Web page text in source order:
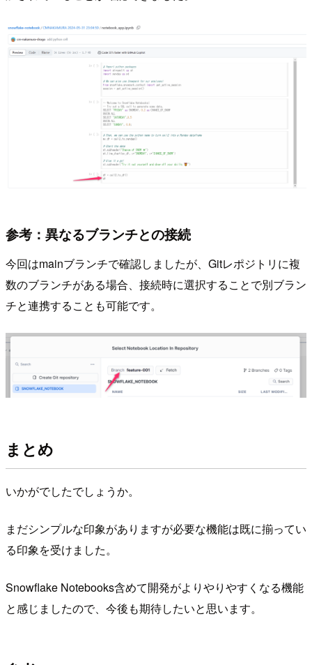
参考：異なるブランチとの接続
今回はmainブランチで確認しましたが、Gitレポジトリに複
数のブランチがある場合、接続時に選択することで別ブラン
チと連携することも可能です。
まとめ
いかがでしたでしょうか。
まだシンプルな印象がありますが必要な機能は既に揃ってい
る印象を受けました。
Snowflake Notebooks含めて開発がよりやりやすくなる機能
と感じましたので、今後も期待したいと思います。